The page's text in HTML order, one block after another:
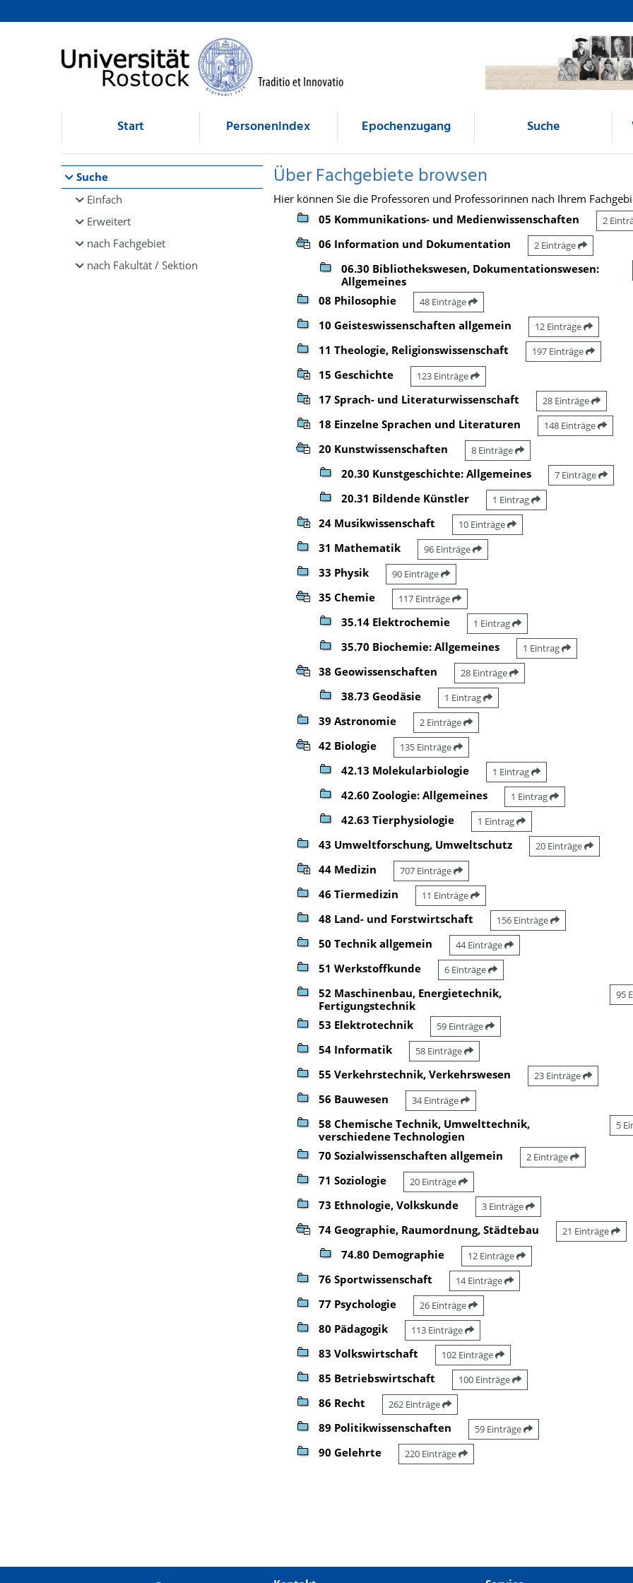
Browsen
direkt zum Inhalt
Start Personenindex Epochenzugang Suche
Suche
Einfach
Erweitert
nach Fachgebiet
nach Fakultät / Sektion
Über Fachgebiete browsen
Hier können Sie die Professoren und Professorinnen nach Ihrem
05 Kommunikations- und Medienwissenschaften
2
06 Information und Dokumentation 2 Einträge
06.30 Bibliothekswesen, Dokumentationswesen:
Allgemeines
08 Philosophie 48 Einträge
10 Geisteswissenschaften allgemein 12 Einträge
11 Theologie, Religionswissenschaft 197 Einträge
15 Geschichte 123 Einträge
17 Sprach- und Literaturwissenschaft 28 Einträge
18 Einzelne Sprachen und Literaturen 148 Einträge
20 Kunstwissenschaften 8 Einträge
20.30 Kunstgeschichte: Allgemeines 7 Einträge
20.31 Bildende Künstler 1 Eintrag
24 Musikwissenschaft 10 Einträge
31 Mathematik 96 Einträge
33 Physik 90 Einträge
35 Chemie 117 Einträge
35.14 Elektrochemie 1 Eintrag
35.70 Biochemie: Allgemeines 1 Eintrag
38 Geowissenschaften 28 Einträge
38.73 Geodäsie 1 Eintrag
39 Astronomie 2 Einträge
42 Biologie 135 Einträge
42.13 Molekularbiologie 1 Eintrag
42.60 Zoologie: Allgemeines 1 Eintrag
42.63 Tierphysiologie 1 Eintrag
43 Umweltforschung, Umweltschutz 20 Einträge
44 Medizin 707 Einträge
46 Tiermedizin 11 Einträge
48 Land- und Forstwirtschaft 156 Einträge
50 Technik allgemein 44 Einträge
51 Werkstoffkunde 6 Einträge
52 Maschinenbau, Energietechnik,
Fertigungstechnik
95
53 Elektrotechnik 59 Einträge
54 Informatik 58 Einträge
55 Verkehrstechnik, Verkehrswesen 23 Einträge
56 Bauwesen 34 Einträge
58 Chemische Technik, Umwelttechnik,
verschiedene Technologien
5
70 Sozialwissenschaften allgemein 2 Einträge
71 Soziologie 20 Einträge
73 Ethnologie, Volkskunde 3 Einträge
74 Geographie, Raumordnung, Städtebau 21 Einträge
74.80 Demographie 12 Einträge
76 Sportwissenschaft 14 Einträge
77 Psychologie 26 Einträge
80 Pädagogik 113 Einträge
83 Volkswirtschaft 102 Einträge
85 Betriebswirtschaft 100 Einträge
86 Recht 262 Einträge
89 Politikwissenschaften 59 Einträge
90 Gelehrte 220 Einträge